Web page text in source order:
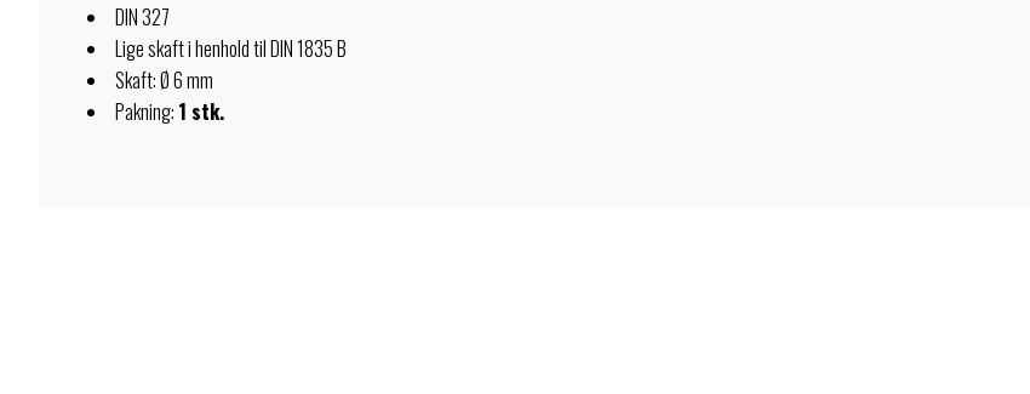
DIN 327
Lige skaft i henhold til DIN 1835 B
Skaft: Ø 6 mm
Pakning: 1 stk.